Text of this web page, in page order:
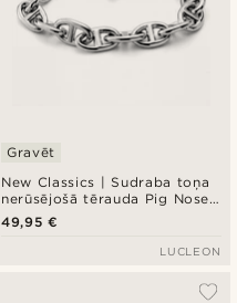
New Classics | Sudraba toņa
nerūsējošā tērauda Pig Nose
Link Toggle Bracelet
Gravēt
49,95 €
LUCLEON